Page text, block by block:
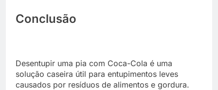
Conclusão
Desentupir uma pia com Coca-Cola é uma
solução caseira útil para entupimentos leves
causados por resíduos de alimentos e gordura.